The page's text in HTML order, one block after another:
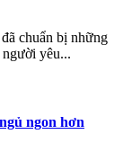
chuẩn bị những
yêu...
ngon hơn